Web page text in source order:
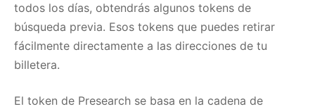
todos los días, obtendrás algunos tokens de
búsqueda previa. Esos tokens que puedes retirar
fácilmente directamente a las direcciones de tu
billetera.
El token de Presearch se basa en la cadena de